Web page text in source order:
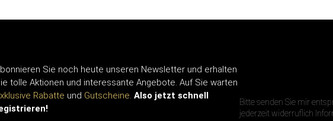
Sie noch heute unseren Newsletter und erhalten
tolle Aktionen und interessante Angebote. Auf Sie warten
Rabatte und Gutscheine. Also jetzt schnell
Bitte senden Sie mir
jederzeit widerruflich